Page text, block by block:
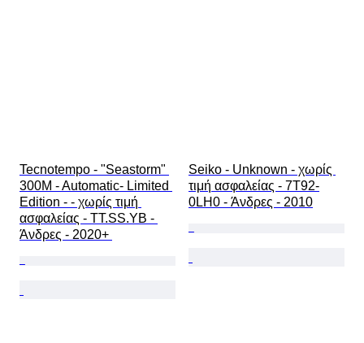
Tecnotempo - "Seastorm"
300M - Automatic- Limited
Edition - - χωρίς τιμή
ασφαλείας - TT.SS.YB -
Άνδρες - 2020+
Seiko - Unknown - χωρίς
τιμή ασφαλείας - 7T92-
0LH0 - Άνδρες - 2010